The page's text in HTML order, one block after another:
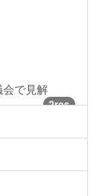
で見解
2res